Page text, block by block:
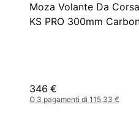
Moza Volante Da Corsa
KS PRO 300mm
346 €
O 3 pagamenti di 115,33 €